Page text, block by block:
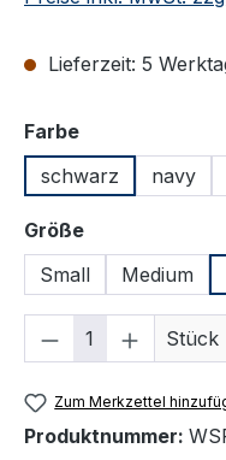
Lieferzeit: 5
Farbeauswählen
schwarz
navy
Größeauswählen
Small
Medium
Produkt Stück
Zum Merkzettel
Produktnummer: